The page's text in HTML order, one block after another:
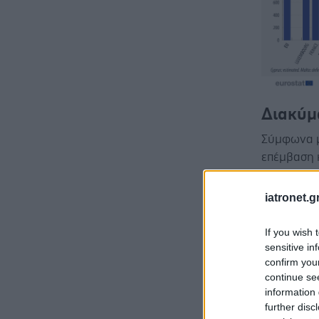
If you wish
sensitive
confirm
continue
information
further
Σύμφωνα
επέμβαση
φακού από
Το